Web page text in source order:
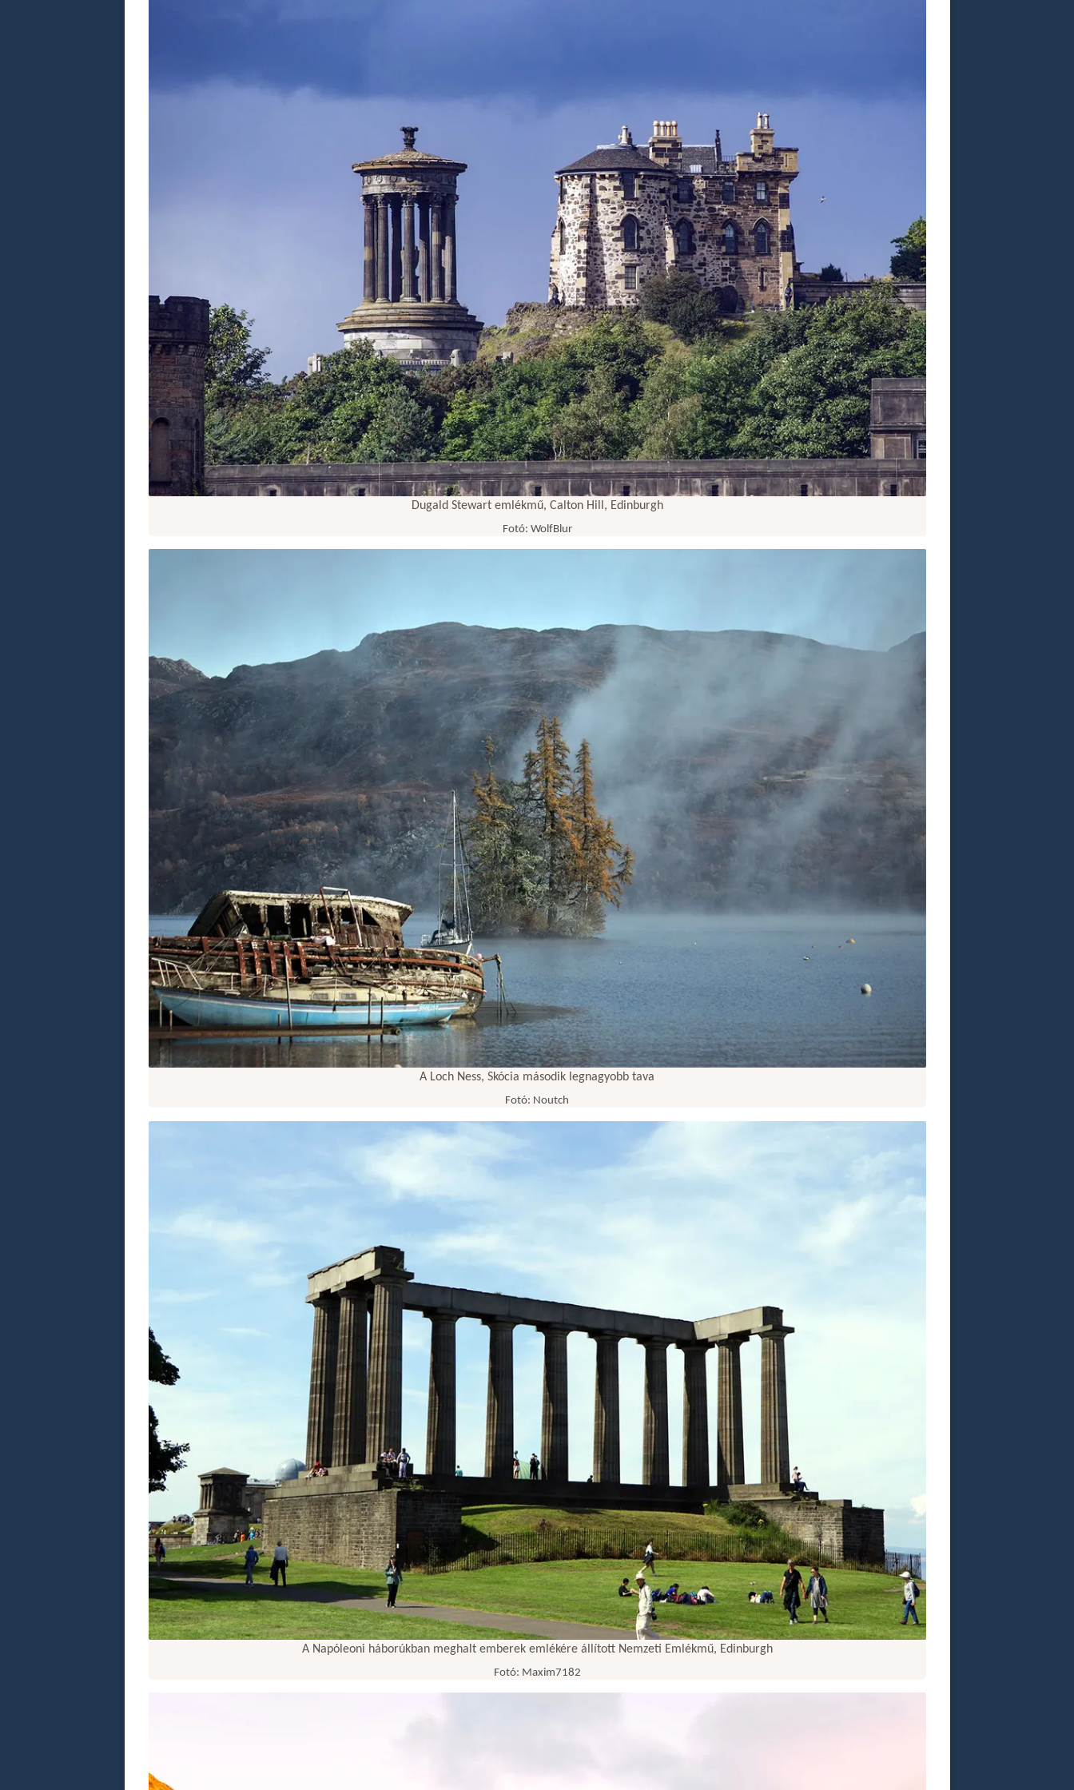
Dugald Stewart emlékmű, Calton Hill, Edinburgh
Fotó: WolfBlur
A Loch Ness, Skócia második legnagyobb tava
Fotó: Noutch
A Napóleoni háborúkban meghalt emberek emlékére állított Nemzeti Emlékmű, Edinburgh
Fotó: Maxim7182